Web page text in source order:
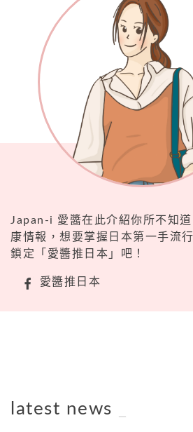
Japan-i 愛醬在此介紹你所不知
康情報，想要掌握日本第一手流
鎖定「愛醬推日本」吧！
愛醬推日本
latest news